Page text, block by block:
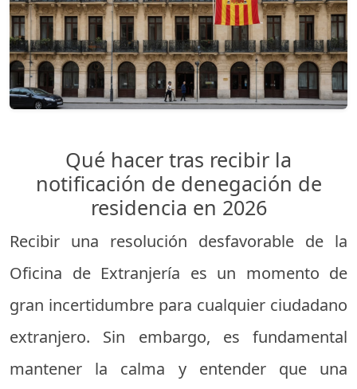
Qué hacer tras recibir la
notificación de denegación de
residencia en 2026
Recibir una resolución desfavorable de la
Oficina de Extranjería es un momento de
gran incertidumbre para cualquier ciudadano
extranjero. Sin embargo, es fundamental
mantener la calma y entender que una